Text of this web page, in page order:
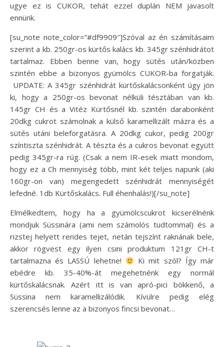
ugye ez is CUKOR, tehát ezzel duplán NEM javasolt
ennünk.
[su_note note_color=”#df9909″]Szóval az én számításaim
szerint a kb. 250gr-os kürtős kalács kb. 345gr szénhidrátot
tartalmaz. Ebben benne van, hogy sütés után/közben
szintén ebbe a bizonyos gyümölcs CUKOR-ba forgatják.
UPDATE: A 345gr szénhidrát kürtőskalácsonként úgy jön
ki, hogy a 250gr-os bevonat nélküli tésztában van kb.
145gr CH és a Vitéz Kürtősnél kb. szintén darabonként
20dkg cukrot számolnak a külső karamellizált mázra és a
sütés utáni beleforgatásra. A 20dkg cukor, pedig 200gr
színtiszta szénhidrát. A tészta és a cukros bevonat együtt
pedig 345gr-ra rúg. (Csak a nem IR-esek miatt mondom,
hogy ez a Ch mennyiség több, mint két teljes napunk (aki
160gr-on van) megengedett szénhidrát mennyiségét
lefedné. 1db Kürtőskalács. Full éhenhalás!)[/su_note]
Elmélkedtem, hogy ha a gyümölcscukrot kicserélnénk
mondjuk Süssinára (ami nem számolós tudtommal) és a
rizstej helyett rendes tejet, netán tejszínt raknának bele,
akkor rögvest egy ilyen csini produktum 121gr CH-t
tartalmazna és LASSÚ lehetne!
Ki mit szól? Így már
ebédre kb. 35-40%-át megehetnénk egy normál
kürtőskalácsnak. Azért itt is van apró-pici bökkenő, a
Süssina nem karamellizálódik. Kívülre pedig elég
szerencsés lenne az a bizonyos fincsi bevonat…